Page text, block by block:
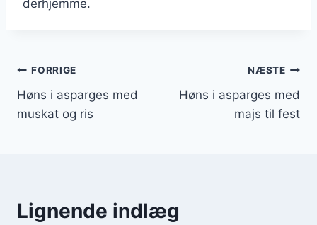
derhjemme.
Indlægsnavigation
FORRIGE
Høns i asparges med
muskat og ris
NÆSTE
Høns i asparges med
majs til fest
Lignende indlæg